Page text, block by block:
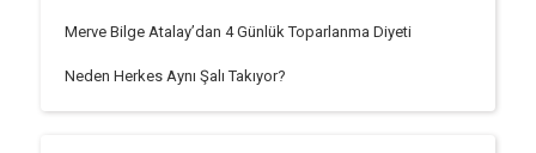
Merve Bilge Atalay’dan 4 Günlük Toparlanma Diyeti
Neden Herkes Aynı Şalı Takıyor?